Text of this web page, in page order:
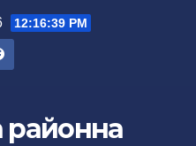
12:16:39 PM
районна